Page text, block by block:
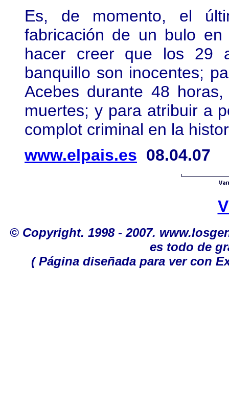
Es, de momento, el
fabricación de un bulo
hacer creer que los 29
banquillo son inocentes;
Acebes durante 48
muertes; y para atribuir a
complot criminal en la
www.elpais.es 08.04.07
© Copyright. 1998 - 2007.
es todo de
( Página diseñada para ver con